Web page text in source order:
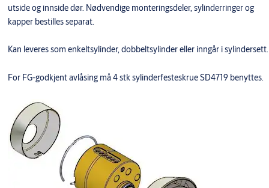
utside og innside dør. Nødvendige monteringsdeler, sylinderringer og
kapper bestilles separat.
Kan leveres som enkeltsylinder, dobbeltsylinder eller inngår i sylindersett.
For FG-godkjent avlåsing må 4 stk sylinderfesteskrue SD4719 benyttes.